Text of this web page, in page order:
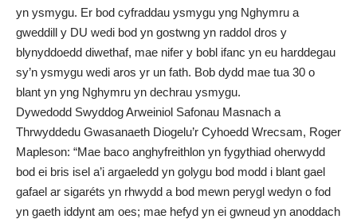
yn ysmygu. Er bod cyfraddau ysmygu yng Nghymru a
gweddill y DU wedi bod yn gostwng yn raddol dros y
blynyddoedd diwethaf, mae nifer y bobl ifanc yn eu harddegau
sy’n ysmygu wedi aros yr un fath. Bob dydd mae tua 30 o
blant yn yng Nghymru yn dechrau ysmygu.
Dywedodd Swyddog Arweiniol Safonau Masnach a
Thrwyddedu Gwasanaeth Diogelu’r Cyhoedd Wrecsam, Roger
Mapleson: “Mae baco anghyfreithlon yn fygythiad oherwydd
bod ei bris isel a’i argaeledd yn golygu bod modd i blant gael
gafael ar sigaréts yn rhwydd a bod mewn perygl wedyn o fod
yn gaeth iddynt am oes; mae hefyd yn ei gwneud yn anoddach